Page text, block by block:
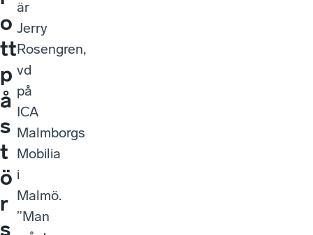
o
tt
p
å
s
t
ö
r
s
är
Jerry
Rosengren,
vd
på
ICA
Malmborgs
Mobilia
i
Malmö.
”Man